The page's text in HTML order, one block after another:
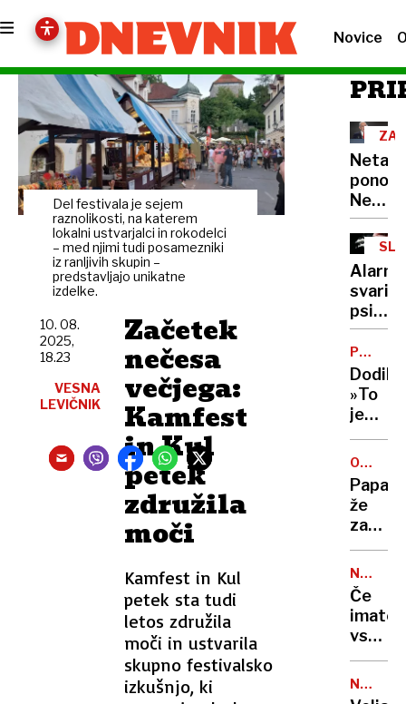
Novice
Del festivala je sejem
raznolikosti, na katerem
lokalni ustvarjalci in rokodelci
– med njimi tudi posamezniki
iz ranljivih skupin –
predstavljajo unikatne
izdelke.
Začetek
nečesa
večjega:
Kamfest
in Kul
petek
združila
moči
Kamfest in Kul
petek sta tudi
letos združila
moči in ustvarila
skupno festivalsko
izkušnjo, ki
10. 08.
2025,
18.23
VESNA
LEVIČNIK
Ne
bomo
pred
svarilo
Vse
več
na
POZIVI
NA
Dodik:
»To
je
med
in
nami
že
Šeška
DRŽAVE
Če
imate
vsaj
350
evrov
na